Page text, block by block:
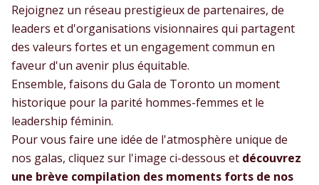
Rejoignez un réseau prestigieux de partenaires, de
leaders et d'organisations visionnaires qui partagent
des valeurs fortes et un engagement commun en
faveur d'un avenir plus équitable.
Ensemble, faisons du Gala de Toronto un moment
historique pour la parité hommes-femmes et le
leadership féminin.
Pour vous faire une idée de l'atmosphère unique de
nos galas, cliquez sur l'image ci-dessous et découvrez
une brève compilation des moments forts de nos